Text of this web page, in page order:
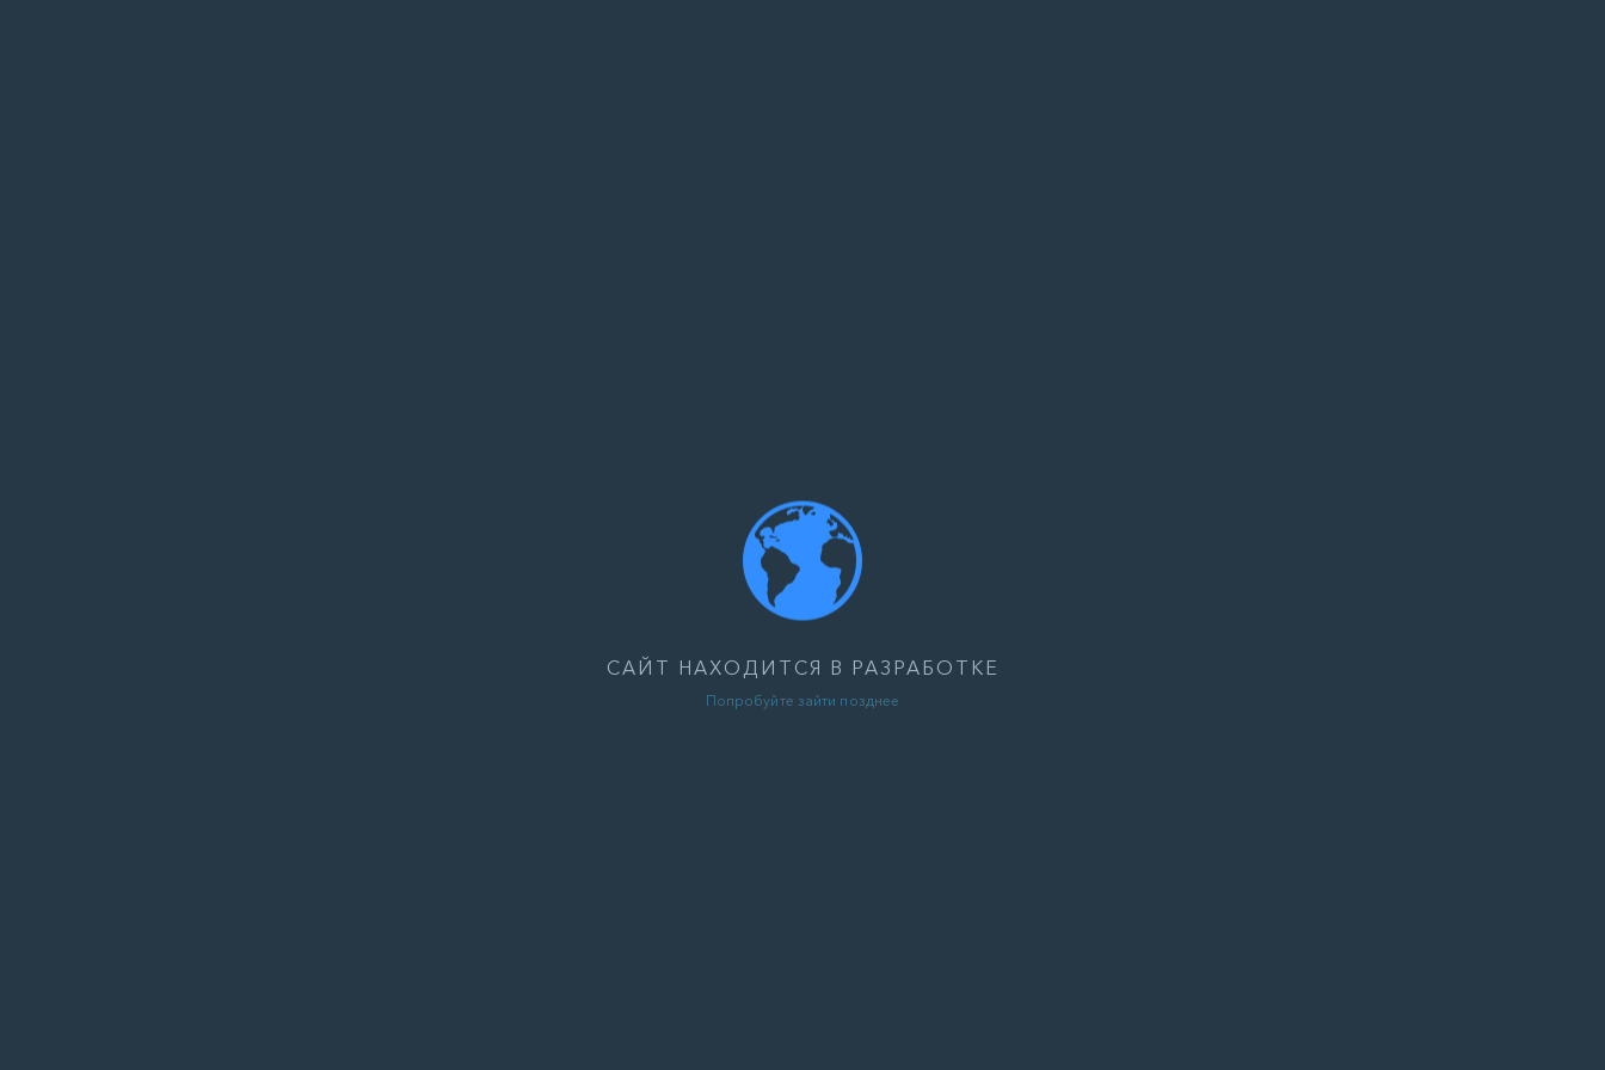
САЙТ НАХОДИТСЯ В РАЗРАБОТКЕ
Попробуйте зайти позднее